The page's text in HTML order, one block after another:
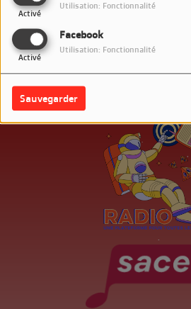
Activé
Utilisation: Fonctionnalité
Facebook
Activé
Utilisation: Fonctionnalité
Sauvegarder
SE
.